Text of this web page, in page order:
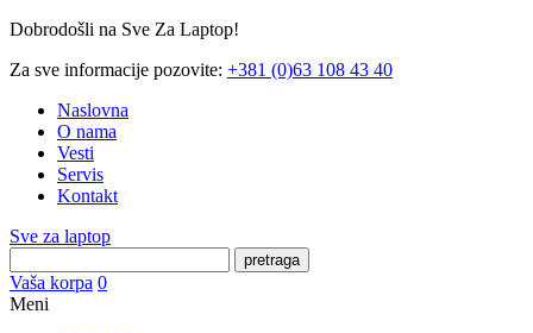
Dobrodošli na Sve Za Laptop!
Za sve informacije pozovite: +381 (0)63 108 43 40
Naslovna
O nama
Vesti
Servis
Kontakt
Sve za laptop
pretraga
Vaša korpa 0
Meni